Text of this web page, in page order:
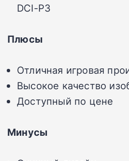
DCI-P3
Плюсы
Отличная игровая
Высокое качество
Доступный по цене
Минусы